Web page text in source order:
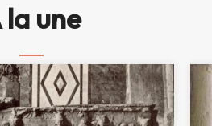
la une